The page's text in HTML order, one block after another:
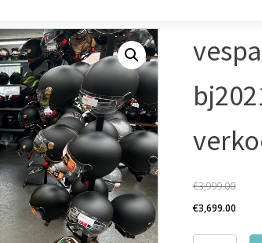
€3,999.00
prijs
€3,699.00